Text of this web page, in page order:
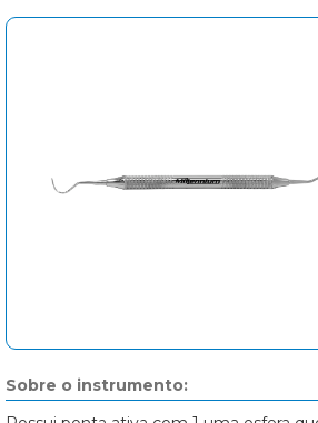
Sobre o instrumento: